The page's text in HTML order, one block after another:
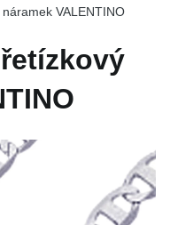
VALENTINO